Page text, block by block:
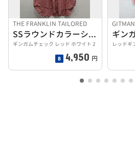
THE FRANKLIN TAILORED
SSラウンドカラーシャツ
ギンガムチェック レッド ホワイト 2
4,950 円
ギン
レッドギ